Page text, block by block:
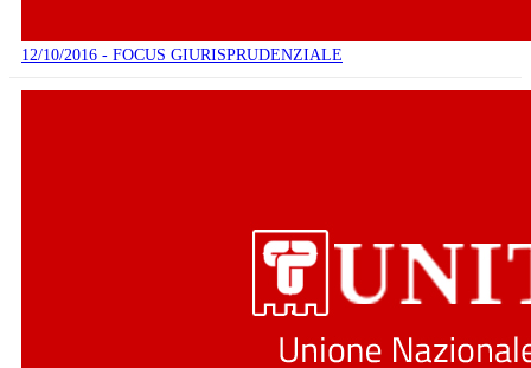
12/10/2016 - FOCUS GIURISPRUDENZIALE